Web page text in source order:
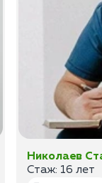
Николаев
Стаж: 16 лет